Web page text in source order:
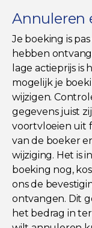
Annuleren
Je boeking is
hebben
lage actieprijs is
mogelijk je
wijzigen.
gegevens juist
voortvloeien uit
van de boeker
wijziging. Het is
boeking nog,
ons de
ontvangen. Dit
het bedrag in